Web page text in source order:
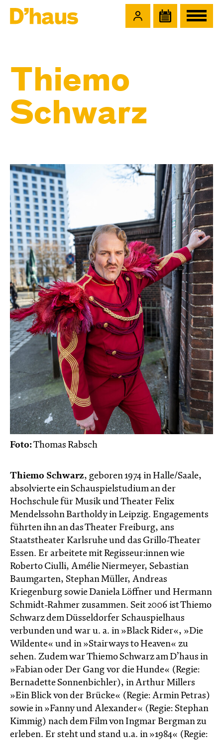
Thiemo
Schwarz
Foto:Thomas Rabsch
Thiemo Schwarz, geboren 1974 in Halle/Saale,
absolvierte ein Schauspielstudium an der
Hochschule für Musik und Theater Felix
Mendelssohn Bartholdy in Leipzig. Engagements
führten ihn an das Theater Freiburg, ans
Staatstheater Karlsruhe und das Grillo-Theater
Essen. Er arbeitete mit Regisseur:innen wie
Roberto Ciulli, Amélie Niermeyer, Sebastian
Baumgarten, Stephan Müller, Andreas
Kriegenburg sowie Daniela Löffner und Hermann
Schmidt-Rahmer zusammen. Seit 2006 ist Thiemo
Schwarz dem Düsseldorfer Schauspielhaus
verbunden und war u. a. in »Black Rider«, »Die
Wildente« und in »Stairways to Heaven« zu
sehen. Zudem war Thiemo Schwarz am D’haus in
»Fabian oder Der Gang vor die Hunde« (Regie:
Bernadette Sonnenbichler), in Arthur Millers
»Ein Blick von der Brücke« (Regie: Armin Petras)
sowie in »Fanny und Alexander« (Regie: Stephan
Kimmig) nach dem Film von Ingmar Bergman zu
erleben. Er steht und stand u.a. in »1984« (Regie: